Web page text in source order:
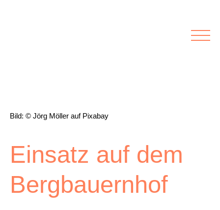
Stellenbörse
Beilagen und Inserate Stellenbörse
Bild: © Jörg Möller auf Pixabay
Einsatz auf dem
Bergbauernhof